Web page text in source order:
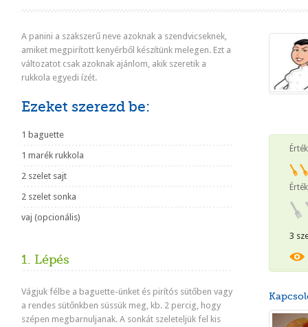
A panini a szakszerű neve azoknak a szendvicseknek,
amiket megpirított kenyérből készítünk melegen. Ezt a
változatot csak azoknak ajánlom, akik szeretik a
rukkola egyedi ízét.
Ezeket szerezd be:
1 baguette
1 marék rukkola
2 szelet sajt
2 szelet sonka
vaj (opcionális)
1. Lépés
Vágjuk félbe a baguette-ünket és pirítós sütőben vagy
a rendes sütőnkben süssük meg, kb. 2 percig, hogy
szépen megbarnuljanak. A sonkát szeleteljük fel kis
3